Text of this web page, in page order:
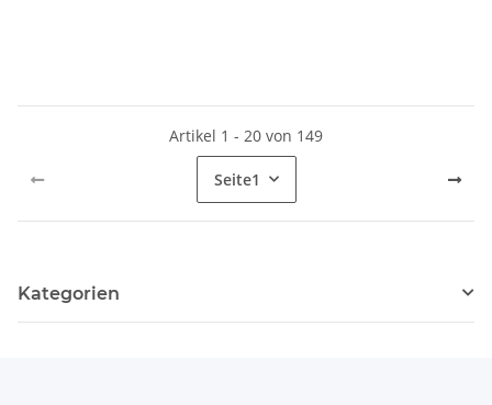
Artikel 1 - 20 von 149
Seite1
Kategorien